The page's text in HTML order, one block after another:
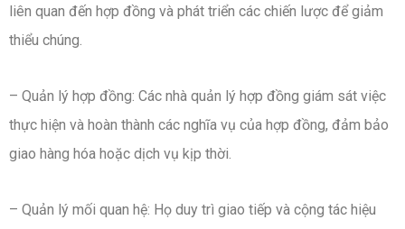
liên quan đến hợp đồng và phát triển các chiến lược để giảm
thiểu chúng.
– Quản lý hợp đồng: Các nhà quản lý hợp đồng giám sát việc
thực hiện và hoàn thành các nghĩa vụ của hợp đồng, đảm bảo
giao hàng hóa hoặc dịch vụ kịp thời.
– Quản lý mối quan hệ: Họ duy trì giao tiếp và cộng tác hiệu